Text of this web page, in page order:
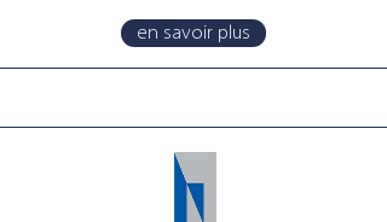
en savoir plus